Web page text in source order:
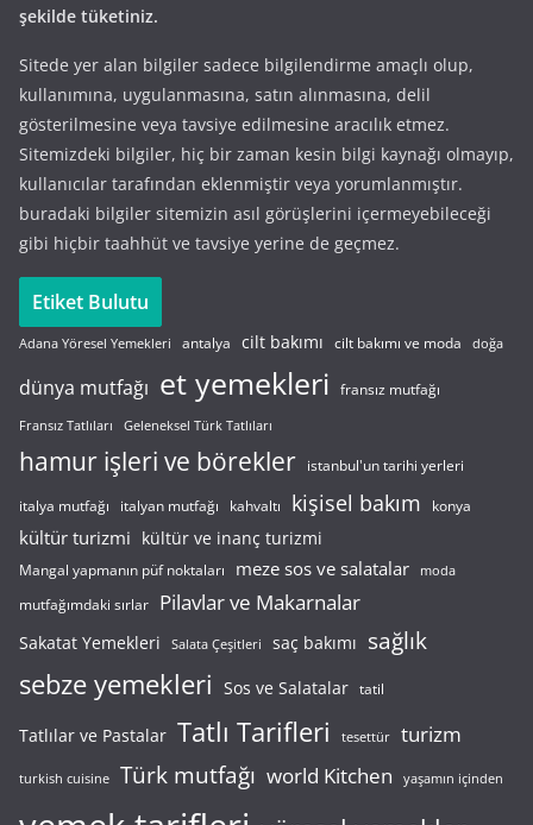
şekilde tüketiniz.
Sitede yer alan bilgiler sadece bilgilendirme amaçlı olup,
kullanımına, uygulanmasına, satın alınmasına, delil
gösterilmesine veya tavsiye edilmesine aracılık etmez.
Sitemizdeki bilgiler, hiç bir zaman kesin bilgi kaynağı olmayıp,
kullanıcılar tarafından eklenmiştir veya yorumlanmıştır.
buradaki bilgiler sitemizin asıl görüşlerini içermeyebileceği
gibi hiçbir taahhüt ve tavsiye yerine de geçmez.
Etiket Bulutu
Adana Yöresel Yemekleri antalya cilt bakımı cilt bakımı ve moda doğa
dünya mutfağı et yemekleri fransız mutfağı
Fransız Tatlıları Geleneksel Türk Tatlıları
hamur işleri ve börekler istanbul'un tarihi yerleri
italya mutfağı italyan mutfağı kahvaltı kişisel bakım konya
kültür turizmi kültür ve inanç turizmi
Mangal yapmanın püf noktaları meze sos ve salatalar moda
mutfağımdaki sırlar Pilavlar ve Makarnalar
Sakatat Yemekleri Salata Çeşitleri saç bakımı sağlık
sebze yemekleri Sos ve Salatalar tatil
Tatlılar ve Pastalar Tatlı Tarifleri tesettür turizm
turkish cuisine Türk mutfağı world Kitchen yaşamın içinden